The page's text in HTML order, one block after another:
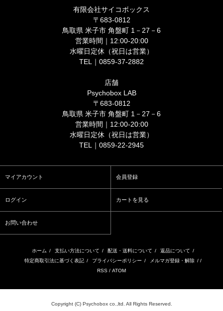
有限会社サイコボックス
〒683-0812
鳥取県 米子市 角盤町 1－27－6
営業時間｜12:00-20:00
水曜日定休（祝日は営業）
TEL｜0859-37-2882
店舗
Psychobox LAB
〒683-0812
鳥取県 米子市 角盤町 1－27－6
営業時間｜12:00-20:00
水曜日定休（祝日は営業）
TEL｜0859-22-2945
マイアカウント 会員登録
ログイン カートを見る
お問い合わせ
ホーム / 支払い方法について / 配送・送料について / 返品について /
特定商取引法に基づく表記 / プライバシーポリシー / メルマガ登録・解除 / /
RSS / ATOM
Copyright (C) Psychobox co.,ltd. All Rights Reserved.